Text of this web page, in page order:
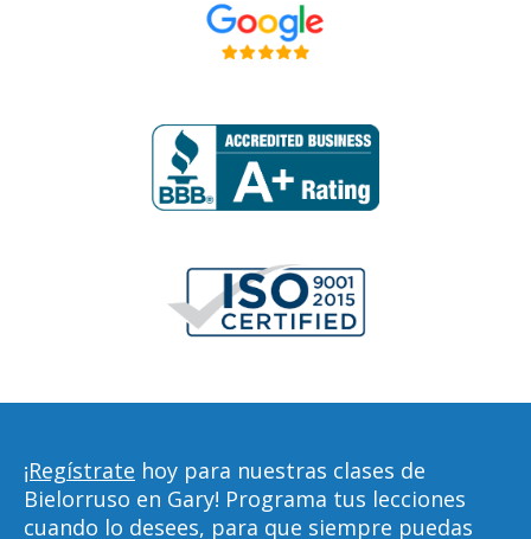
¡Regístrate hoy para nuestras clases de
Bielorruso en Gary! Programa tus lecciones
cuando lo desees, para que siempre puedas